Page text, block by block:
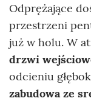
Odprężające
przestrzeni
już w holu. W
drzwi
odcieniu
zabudowa ze